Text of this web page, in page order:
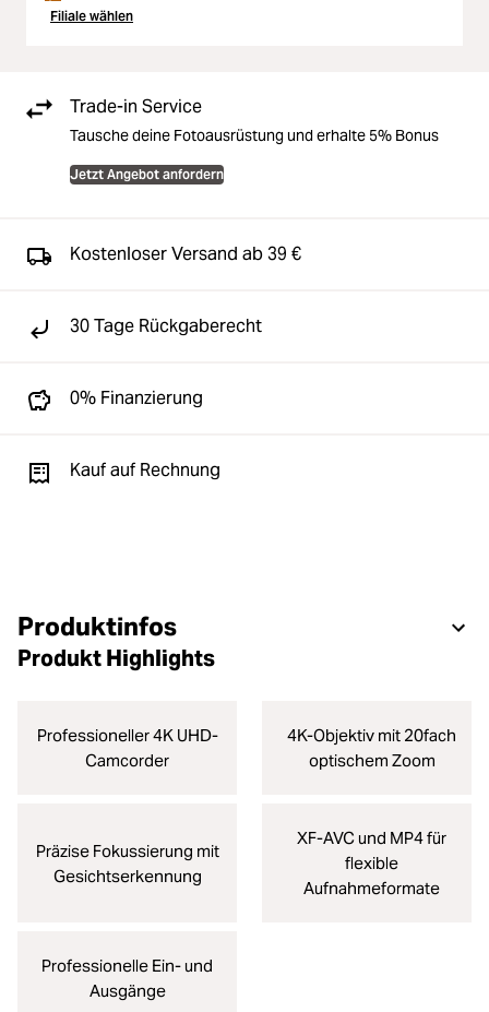
Filiale wählen
Trade-in Service
Tausche deine Fotoausrüstung und erhalte 5% Bonus
Jetzt Angebot anfordern
Kostenloser Versand ab 39 €
30 Tage Rückgaberecht
0% Finanzierung
Kauf auf Rechnung
Produktinfos
Produkt Highlights
Professioneller 4K UHD-
Camcorder
4K-Objektiv mit 20fach
optischem Zoom
Präzise Fokussierung mit
Gesichtserkennung
XF-AVC und MP4 für
flexible
Aufnahmeformate
Professionelle Ein- und
Ausgänge